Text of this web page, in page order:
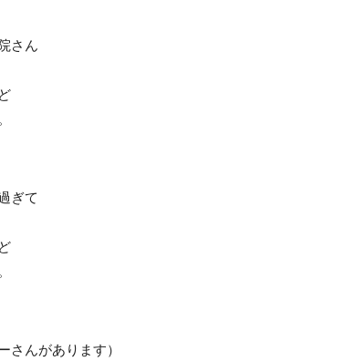
さん
ぎて
んがあります）